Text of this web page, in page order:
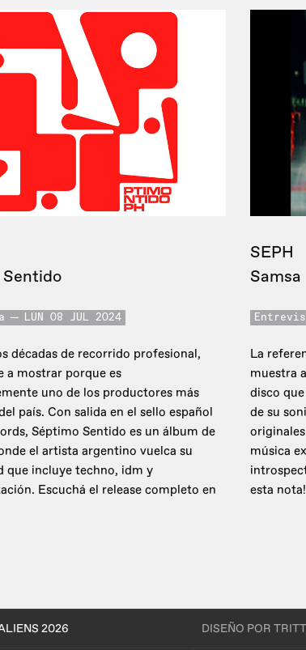
LUN 08 JUL 2024
décadas de recorrido profesional,
a mostrar porque es
uno de los productores más
país. Con salida en el sello español
Séptimo Sentido es un álbum de
el artista argentino vuelca su
que incluye techno, idm y
Escuchá el release completo en
SEPH
Samsa
La
muestra a
disco
de su
música
esta nota!
2026 DISEÑO POR